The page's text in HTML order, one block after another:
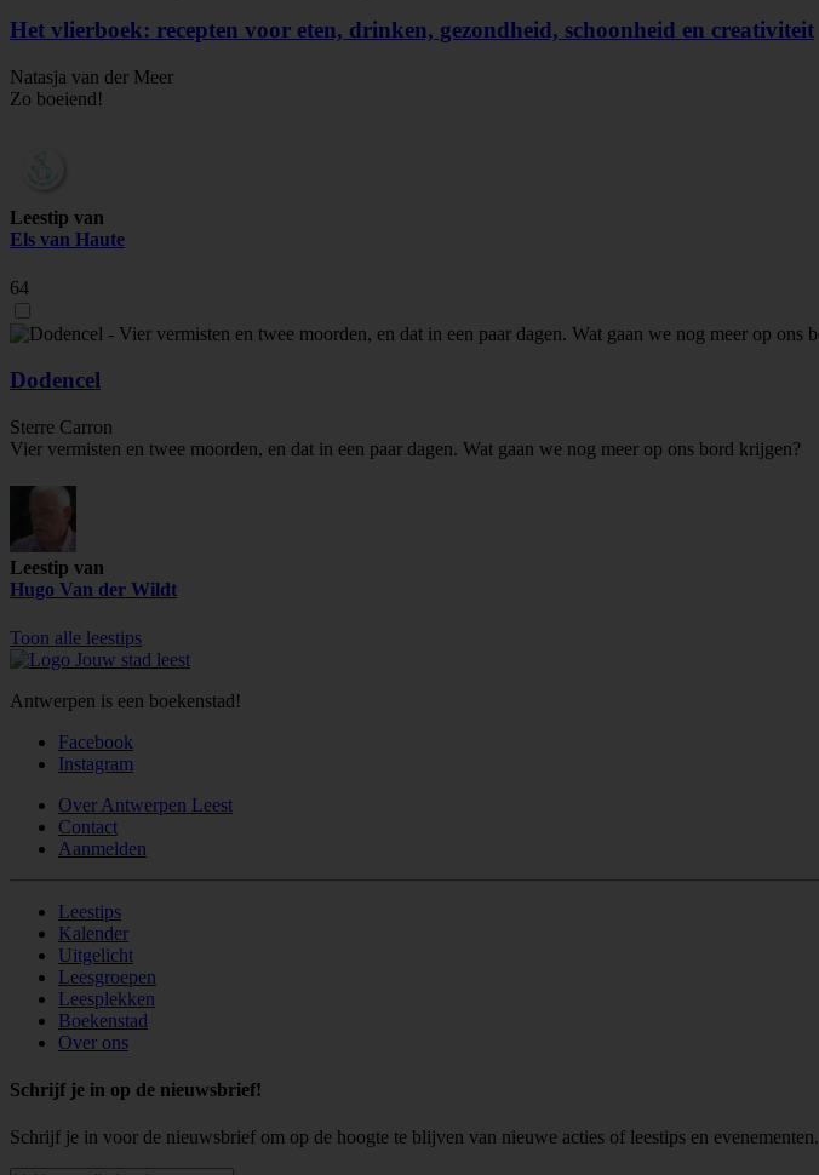
Het vlierboek: recepten voor eten, drinken, gezondheid, schoonheid en creativiteit
Natasja van der Meer
Zo boeiend!
Leestip van
Els van Haute
64
Dodencel
Sterre Carron
Vier vermisten en twee moorden, en dat in een paar dagen. Wat gaan we nog meer op ons bord krijgen?
Leestip van
Hugo Van der Wildt
Toon alle leestips
Antwerpen is een boekenstad!
Facebook
Instagram
Over Antwerpen Leest
Contact
Aanmelden
Leestips
Kalender
Uitgelicht
Leesgroepen
Leesplekken
Boekenstad
Over ons
Schrijf je in op de nieuwsbrief!
Schrijf je in voor de nieuwsbrief om op de hoogte te blijven van nieuwe acties of leestips en evenementen.